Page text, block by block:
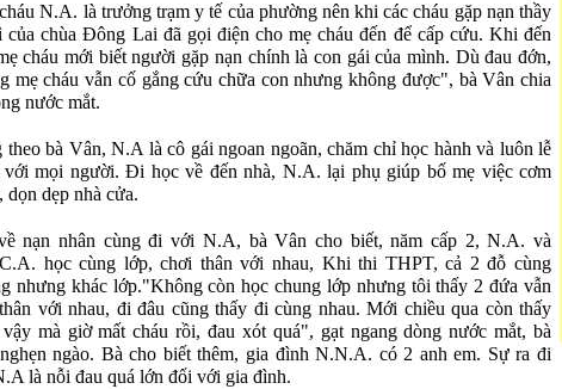
N.A. là trưởng trạm y tế của phường nên khi các cháu gặp nạn thầy
của chùa Đông Lai đã gọi điện cho mẹ cháu đến để cấp cứu. Khi đến
cháu mới biết người gặp nạn chính là con gái của mình. Dù đau đớn,
mẹ cháu vẫn cố gắng cứu chữa con nhưng không được", bà Vân chia
nước mắt.
theo bà Vân, N.A là cô gái ngoan ngoãn, chăm chỉ học hành và luôn lễ
với mọi người. Đi học về đến nhà, N.A. lại phụ giúp bố mẹ việc cơm
dọn dẹp nhà cửa.
nạn nhân cùng đi với N.A, bà Vân cho biết, năm cấp 2, N.A. và
học cùng lớp, chơi thân với nhau, Khi thi THPT, cả 2 đỗ cùng
nhưng khác lớp."Không còn học chung lớp nhưng tôi thấy 2 đứa vẫn
với nhau, đi đâu cũng thấy đi cùng nhau. Mới chiều qua còn thấy
vậy mà giờ mất cháu rồi, đau xót quá", gạt ngang dòng nước mắt, bà
ngào. Bà cho biết thêm, gia đình N.N.A. có 2 anh em. Sự ra đi
là nỗi đau quá lớn đối với gia đình.